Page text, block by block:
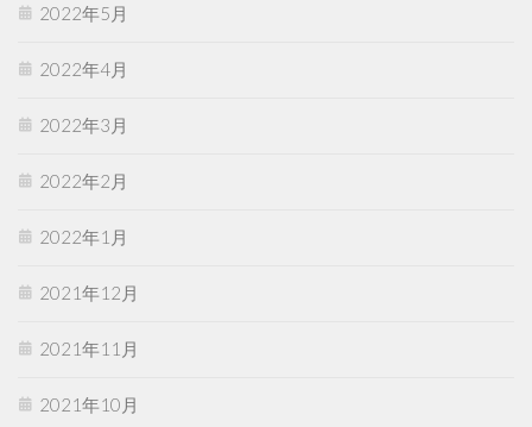
2022年5月
2022年4月
2022年3月
2022年2月
2022年1月
2021年12月
2021年11月
2021年10月